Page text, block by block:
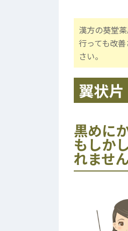
漢方の葵堂
行っても改
さい。
翼状
黒めに
もしか
れません